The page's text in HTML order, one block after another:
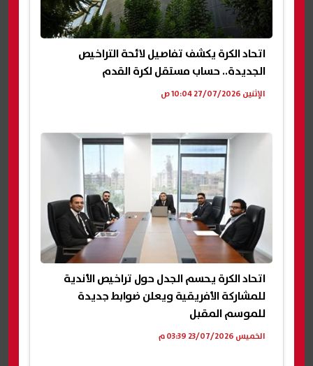
اتحاد الكرة يكشف تفاصيل لائحة التراخيص
الجديدة.. حساب مستقل لكرة القدم
الإثنين 27/07/2026 10:04 ص
اتحاد الكرة يحسم الجدل حول تراخيص الأندية
للمشاركة الأفريقية ويعلن ضوابط جديدة
للموسم المقبل
الخميس 23/07/2026 03:39 م